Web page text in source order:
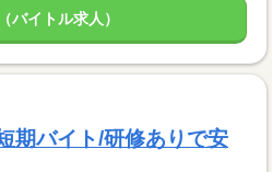
バイトル求人）
期バイト/研修ありで安